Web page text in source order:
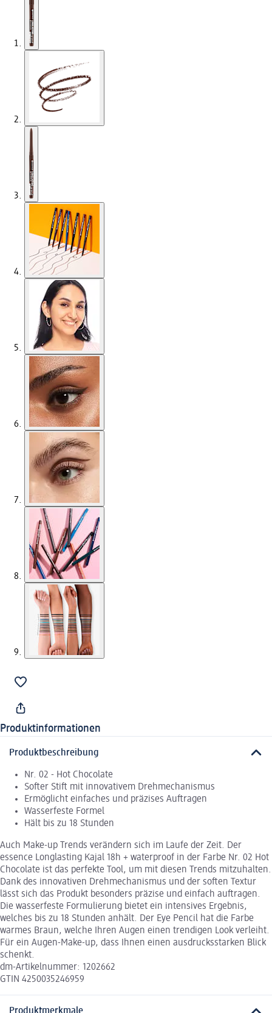
Produktinformationen
Produktbeschreibung
Nr. 02 - Hot Chocolate
Softer Stift mit innovativem Drehmechanismus
Ermöglicht einfaches und präzises Auftragen
Wasserfeste Formel
Hält bis zu 18 Stunden
Auch Make-up Trends verändern sich im Laufe der Zeit. Der
essence Longlasting Kajal 18h + waterproof in der Farbe Nr. 02 Hot
Chocolate ist das perfekte Tool, um mit diesen Trends mitzuhalten.
Dank des innovativen Drehmechanismus und der soften Textur
lässt sich das Produkt besonders präzise und einfach auftragen.
Die wasserfeste Formulierung bietet ein intensives Ergebnis,
welches bis zu 18 Stunden anhält. Der Eye Pencil hat die Farbe
warmes Braun, welche Ihren Augen einen trendigen Look verleiht.
Für ein Augen-Make-up, dass Ihnen einen ausdrucksstarken Blick
schenkt.
dm-Artikelnummer: 1202662
GTIN 4250035246959